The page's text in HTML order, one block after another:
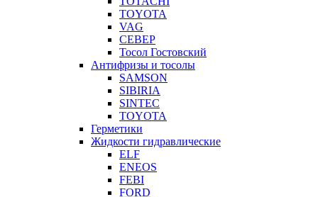
TOYOTA
VAG
СЕВЕР
Тосол Гостовский
Антифризы и тосолы
SAMSON
SIBIRIA
SINTEC
TOYOTA
Герметики
Жидкости гидравлические
ELF
ENEOS
FEBI
FORD